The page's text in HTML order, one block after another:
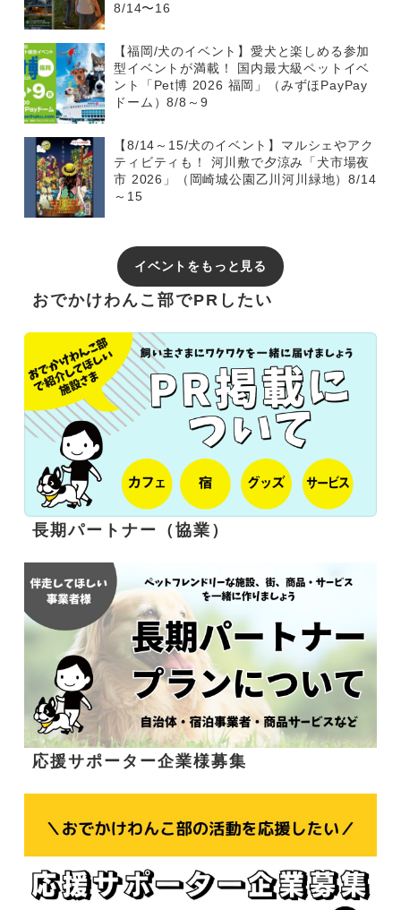
8/14〜16
【福岡/犬のイベント】愛犬と楽しめる参加
型イベントが満載！ 国内最大級ペットイベ
ント「Pet博 2026 福岡」（みずほPayPay
ドーム）8/8～9
【8/14～15/犬のイベント】マルシェやアク
ティビティも！ 河川敷で夕涼み「犬市場夜
市 2026」（岡崎城公園乙川河川緑地）8/14
～15
イベントをもっと見る
おでかけわんこ部でPRしたい
長期パートナー（協業）
応援サポーター企業様募集